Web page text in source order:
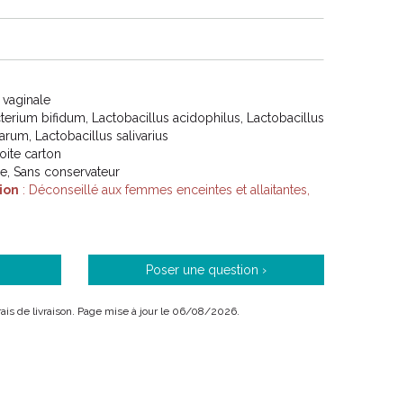
bifidum, Lactobacillus acidophilus, Lactobacillus
Lactobacillus salivarius
carton
Sans conservateur
: Déconseillé aux femmes enceintes et allaitantes,
Poser une question ›
de livraison. Page mise à jour le 06/08/2026.